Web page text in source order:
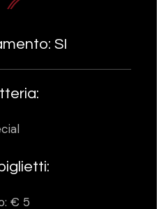
SI
€ 5